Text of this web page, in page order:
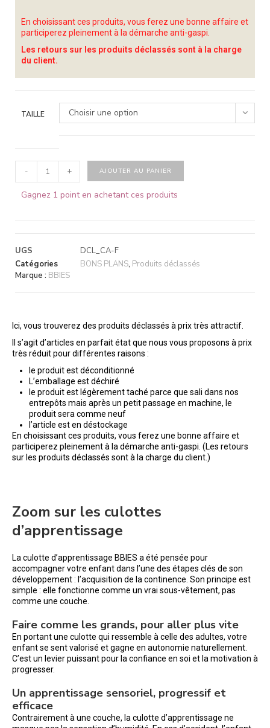
En choisissant ces produits, vous ferez une bonne affaire et
participerez pleinement à la démarche anti-gaspi.
Les retours sur les produits déclassés sont à la charge
du client.
TAILLE Choisir une option
- + AJOUTER AU PANIER
Gagnez 1 point en achetant ces produits
UGS
DCL_CA-F
Catégories
BONS PLANS, Produits déclassés
Marque : BBIES
Ici, vous trouverez des produits déclassés à prix très attractif.
Il s’agit d’articles en parfait état que nous vous proposons à prix
très réduit pour différentes raisons :
le produit est déconditionné
L’emballage est déchiré
le produit est légèrement taché parce que sali dans nos
entrepôts mais après un petit passage en machine, le
produit sera comme neuf
l’article est en déstockage
En choisissant ces produits, vous ferez une bonne affaire et
participerez pleinement à la démarche anti-gaspi. (Les retours
sur les produits déclassés sont à la charge du client.)
Zoom sur les culottes
d’apprentissage
La culotte d’apprentissage BBIES a été pensée pour
accompagner votre enfant dans l’une des étapes clés de son
développement : l’acquisition de la continence. Son principe est
simple : elle fonctionne comme un vrai sous-vêtement, pas
comme une couche.
Faire comme les grands, pour aller plus vite
En portant une culotte qui ressemble à celle des adultes, votre
enfant se sent valorisé et gagne en autonomie naturellement.
C’est un levier puissant pour la confiance en soi et la motivation à
progresser.
Un apprentissage sensoriel, progressif et
efficace
Contrairement à une couche, la culotte d’apprentissage ne